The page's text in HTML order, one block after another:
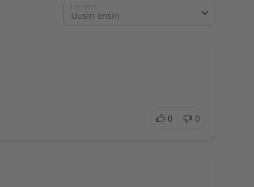
Lajittele
0 0